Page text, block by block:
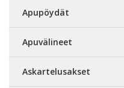
Apupöydät
Apuvälineet
Askartelusakset